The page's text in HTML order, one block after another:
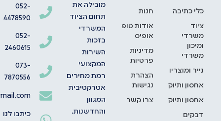
כלי כתיבה
ציוד
משרדי
ומיכון
משרדי
נייר ומוצריו
אחסון ותיוק
אחסון ותיוק
דבקים
חנות
אודות טופ
אופיס
מדיניות
פרטיות
הצהרת
נגישות
צרו קשר
מובילה את
תחום הציוד
המשרדי
בזכות
השירות
המקצועי
רמת מחירים
אטרקטיבית
המגוון
והחדשנות.
052-
4478590
052-
2460615
073-
7870556
כיתבו לנו